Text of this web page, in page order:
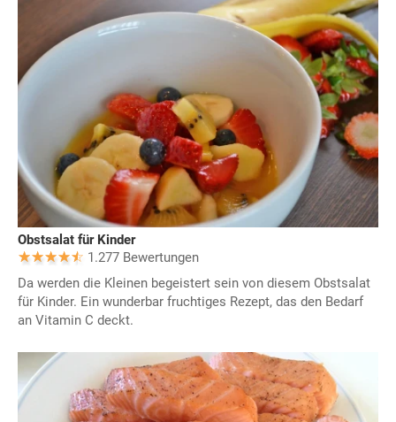
Obstsalat für Kinder
1.277 Bewertungen
Da werden die Kleinen begeistert sein von diesem Obstsalat
für Kinder. Ein wunderbar fruchtiges Rezept, das den Bedarf
an Vitamin C deckt.